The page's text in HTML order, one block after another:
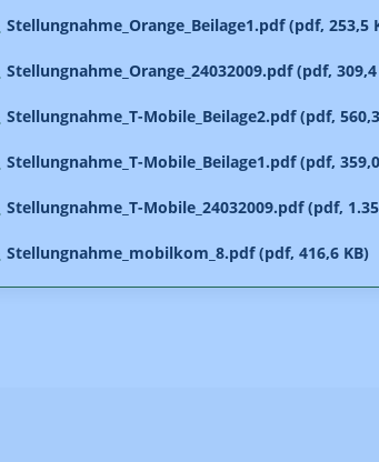
Stellungnahme_Orange_Beilage1.pdf (pdf, 253,5
Stellungnahme_Orange_24032009.pdf (pdf, 309,4
Stellungnahme_T-Mobile_Beilage2.pdf (pdf,
Stellungnahme_T-Mobile_Beilage1.pdf (pdf,
Stellungnahme_T-Mobile_24032009.pdf (pdf,
Stellungnahme_mobilkom_8.pdf (pdf, 416,6 KB)